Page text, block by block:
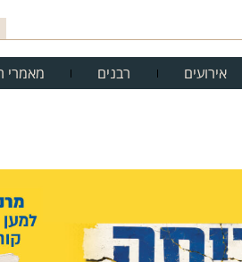
אירועים רבנים מאמרי